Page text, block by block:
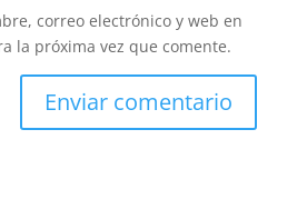
correo electrónico y web en
la próxima vez que comente.